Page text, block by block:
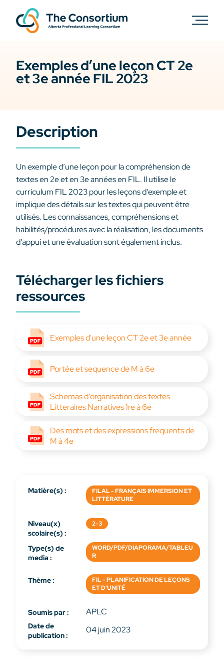
Exemples d’une leçon CT 2e
et 3e année FIL 2023
Description
Un exemple d’une leçon pour la compréhension de
textes en 2e et en 3e années en FIL. Il utilise le
curriculum FIL 2023 pour les leçons d’exemple et
implique des détails sur les textes qui peuvent être
utilisés. Les connaissances, compréhensions et
habilités/procédures avec la réalisation, les documents
d’appui et une évaluation sont également inclus.
Télécharger les fichiers
ressources
Exemples d'une leçon CT 2e et 3e année
Portée et sequence de M à 6e
Schemas d'organisation des textes
Litteraires Narratives 1re à 6e
Des mots et des expressions frequents de
M à 4e
Matière(s) :
FILAL - FRANÇAIS IMMERSION ET
LITTÉRATURE
Niveau(x)
scolaire(s) :
2-3
Type(s) de
media :
WORD/PDF/DIAPORAMA/TABLEU
R
Thème :
FIL - PLANIFICATION DE LEÇONS
ET D'UNITÉ
Soumis par : APLC
Date de
publication :
04 juin 2023